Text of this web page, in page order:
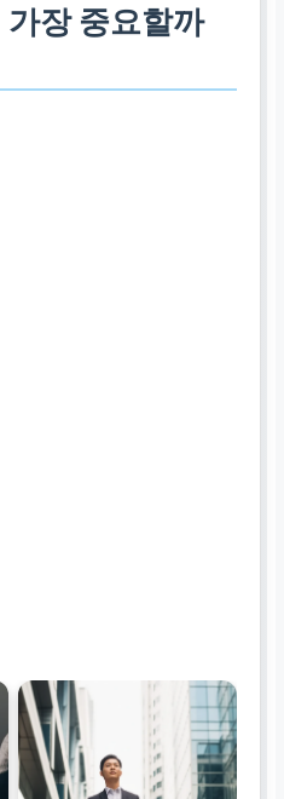
장 중요할까